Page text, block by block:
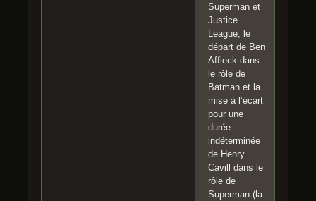
Superman et
Justice
League, le
départ de Ben
Affleck dans
le rôle de
Batman et la
mise à l’écart
pour une
durée
indéterminée
de Henry
Cavill dans le
rôle de
Superman (la